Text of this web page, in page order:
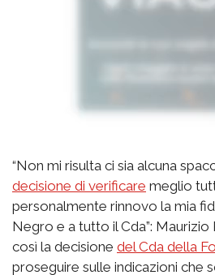
“Non mi risulta ci sia alcuna
decisione di verificare meglio
personalmente rinnovo la mia
Negro e a tutto il Cda”:
così la decisione del Cda della
proseguire sulle indicazioni che